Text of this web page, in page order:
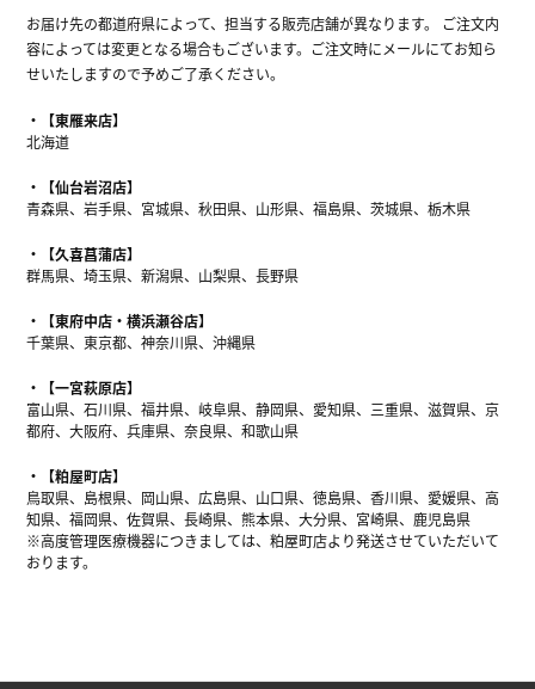
お届け先の都道府県によって、担当する販売店舗が異なります。 ご注文内
容によっては変更となる場合もございます。ご注文時にメールにてお知ら
せいたしますので予めご了承ください。
【東雁来店】
北海道
【仙台岩沼店】
青森県、岩手県、宮城県、秋田県、山形県、福島県、茨城県、栃木県
【久喜菖蒲店】
群馬県、埼玉県、新潟県、山梨県、長野県
【東府中店・横浜瀬谷店】
千葉県、東京都、神奈川県、沖縄県
【一宮萩原店】
富山県、石川県、福井県、岐阜県、静岡県、愛知県、三重県、滋賀県、京
都府、大阪府、兵庫県、奈良県、和歌山県
【粕屋町店】
鳥取県、島根県、岡山県、広島県、山口県、徳島県、香川県、愛媛県、高
知県、福岡県、佐賀県、長崎県、熊本県、大分県、宮崎県、鹿児島県
※高度管理医療機器につきましては、粕屋町店より発送させていただいて
おります。